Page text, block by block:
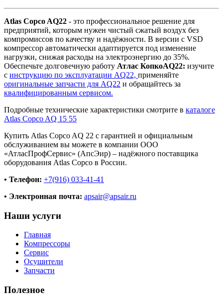
Atlas Copco AQ22 - это профессиональное решение для
предприятий, которым нужен чистый сжатый воздух без
компромиссов по качеству и надёжности. В версии с VSD
компрессор автоматически адаптируется под изменение
нагрузки, снижая расходы на электроэнергию до 35%.
Обеспечьте долговечную работу Атлас КопкоAQ22: изучите
с инструкцию по эксплуатации AQ22, применяйте
оригинальные запчасти для AQ22 и обращайтесь за
квалифицированным сервисом.
Подробные технические характеристики смотрите в каталоге
Atlas Copco AQ 15 55
Купить Atlas Copco AQ 22 с гарантией и официальным
обслуживанием вы можете в компании ООО
«АтласПрофСервис» (АпсЭир) – надёжного поставщика
оборудования Atlas Copco в России.
• Телефон: +7(916) 033-41-41
• Электронная почта: apsair@apsair.ru
Наши услуги
Главная
Компрессоры
Сервис
Осушители
Запчасти
Полезное